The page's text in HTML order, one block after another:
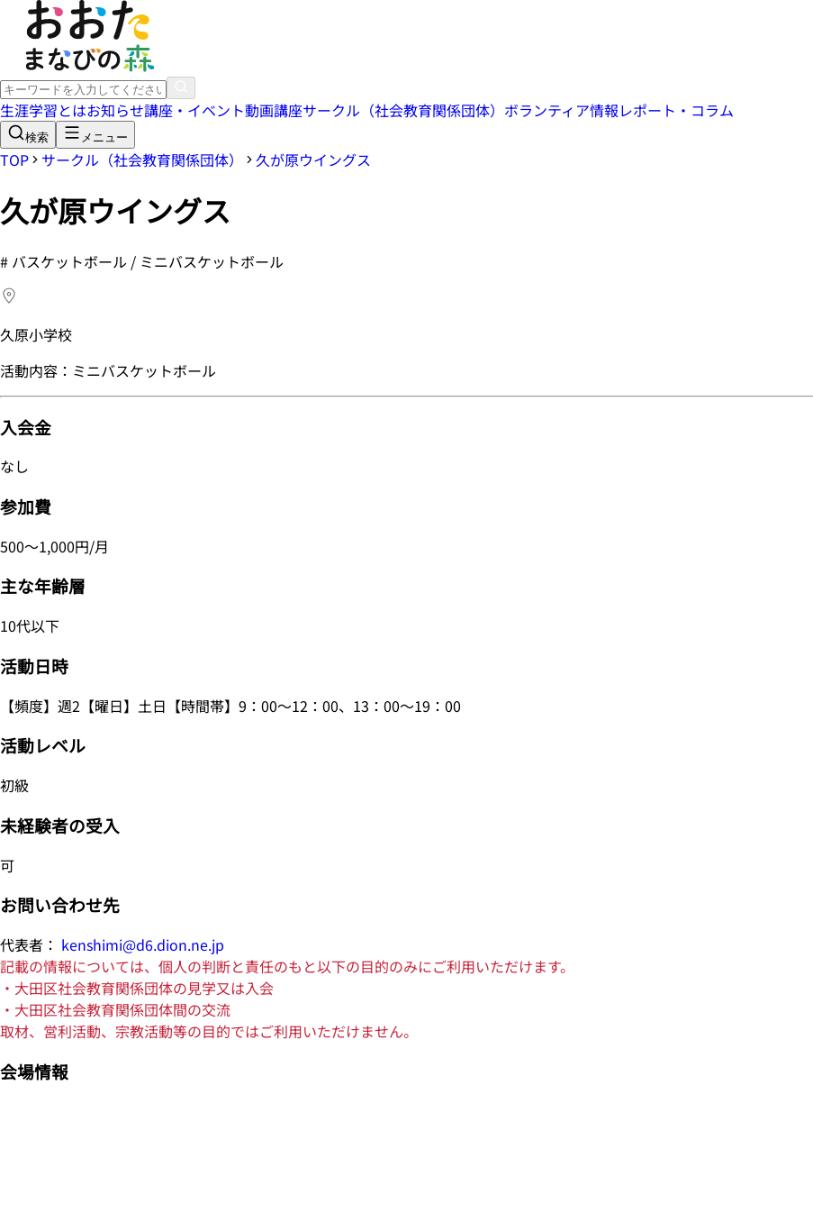
生涯学習とはお知らせ講座・イベント動画講座サークル（社会教育関係団体） ボランティア情報レポート・コラム
検索 メニュー
TOP サークル（社会教育関係団体） 久が原ウイングス
久が原ウイングス
# バスケットボール / ミニバスケットボール
久原小学校
活動内容：ミニバスケットボール
入会金
なし
参加費
500～1,000円/月
主な年齢層
10代以下
活動日時
【頻度】週2【曜日】土日【時間帯】9：00～12：00、13：00～19：00
活動レベル
初級
未経験者の受入
可
お問い合わせ先
代表者： kenshimi@d6.dion.ne.jp
記載の情報については、個人の判断と責任のもと以下の目的のみにご利用いただけます。
・大田区社会教育関係団体の見学又は入会
・大田区社会教育関係団体間の交流
取材、営利活動、宗教活動等の目的ではご利用いただけません。
会場情報